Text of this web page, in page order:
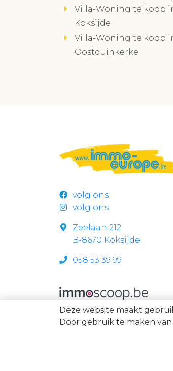
Villa-Woning te koop
Koksijde
Villa-Woning te koop
Oostduinkerke
volg ons
volg ons
Zeelaan 212
B-8670 Koksijde
058 53 39 99
Deze website maakt
Door gebruik te maken